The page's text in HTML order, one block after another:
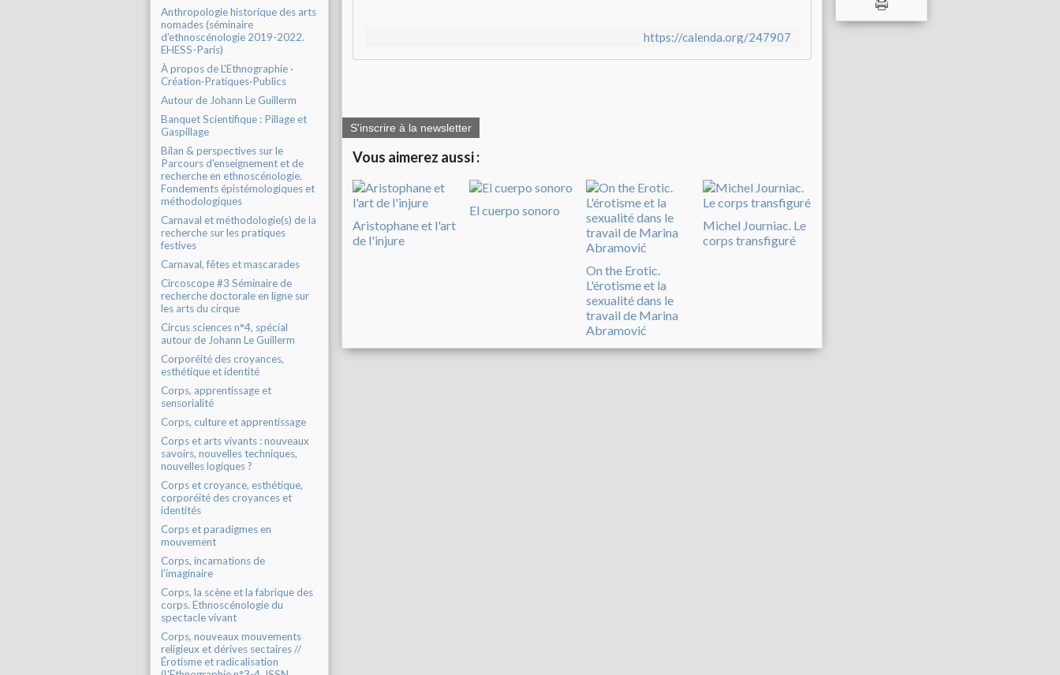
Anthropologie historique des arts
nomades (séminaire
d'ethnoscénologie 2019-2022.
EHESS-Paris)
À propos de L'Ethnographie ·
Création·Pratiques·Publics
Autour de Johann Le Guillerm
Banquet Scientifique : Pillage et
Gaspillage
Bilan & perspectives sur le
Parcours d'enseignement et de
recherche en ethnoscénologie.
Fondements épistémologiques et
méthodologiques
Carnaval et méthodologie(s) de la
recherche sur les pratiques
festives
Carnaval, fêtes et mascarades
Circoscope #3 Séminaire de
recherche doctorale en ligne sur
les arts du cirque
Circus sciences n°4, spécial
autour de Johann Le Guillerm
Corporéité des croyances,
esthétique et identité
Corps, apprentissage et
sensorialité
Corps, culture et apprentissage
Corps et arts vivants : nouveaux
savoirs, nouvelles techniques,
nouvelles logiques ?
Corps et croyance, esthétique,
corporéité des croyances et
identités
Corps et paradigmes en
mouvement
Corps, incarnations de
l'imaginaire
Corps, la scène et la fabrique des
corps. Ethnoscénologie du
spectacle vivant
Corps, nouveaux mouvements
religieux et dérives sectaires //
Érotisme et radicalisation
https://calenda.org/247907
S'inscrire à la newsletter
Vous aimerez aussi :
Aristophane et l'art
de l'injure
El cuerpo sonoro
On the Erotic.
L'érotisme et la
sexualité dans le
travail de Marina
Abramović
Michel Journiac. Le
corps transfiguré